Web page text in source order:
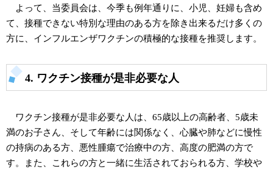
よって、当委員会は、今季も例年通りに、小児、妊婦も含め
て、接種できない特別な理由のある方を除き出来るだけ多くの
方に、インフルエンザワクチンの積極的な接種を推奨します。
4. ワクチン接種が是非必要な人
ワクチン接種が是非必要な人は、65歳以上の高齢者、5歳未
満のお子さん、そして年齢には関係なく、心臓や肺などに慢性
の持病のある方、悪性腫瘍で治療中の方、高度の肥満の方で
す。また、これらの方と一緒に生活されておられる方、学校や